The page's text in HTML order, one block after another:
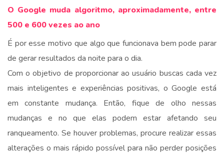
O Google muda algoritmo, aproximadamente, entre
500 e 600 vezes ao ano
É por esse motivo que algo que funcionava bem pode parar
de gerar resultados da noite para o dia.
Com o objetivo de proporcionar ao usuário buscas cada vez
mais inteligentes e experiências positivas, o Google está
em constante mudança. Então, fique de olho nessas
mudanças e no que elas podem estar afetando seu
ranqueamento. Se houver problemas, procure realizar essas
alterações o mais rápido possível para não perder posições